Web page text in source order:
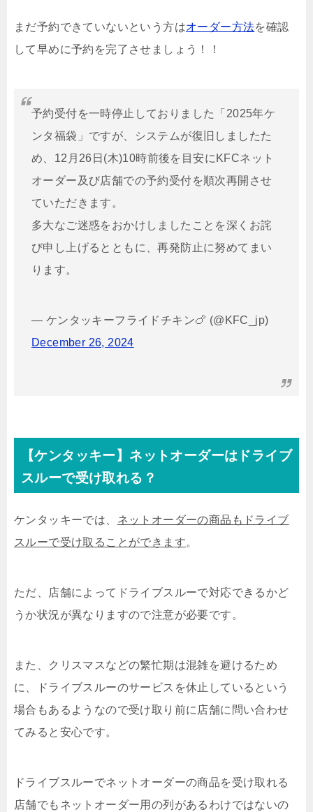
まだ予約できていないという方はオーダー方法を確認
して早めに予約を完了させましょう！！
予約受付を一時停止しておりました「2025年ケ
ンタ福袋」ですが、システムが復旧しましたた
め、12月26日(木)10時前後を目安にKFCネット
オーダー及び店舗での予約受付を順次再開させ
ていただきます。
多大なご迷惑をおかけしましたことを深くお詫
び申し上げるとともに、再発防止に努めてまい
ります。
— ケンタッキーフライドチキン🍗 (@KFC_jp)
December 26, 2024
【ケンタッキー】ネットオーダーはドライブ
スルーで受け取れる？
ケンタッキーでは、 ネットオーダーの商品もドライブ
スルーで受け取ることができます。
ただ、店舗によってドライブスルーで対応できるかど
うか状況が異なりますので注意が必要です。
また、
クリスマスなどの繁忙期は混雑を避けるため
に、ドライブスルーのサービスを休止しているという
場合もあるようなので受け取り前に店舗に問い合わせ
てみると安心です。
ドライブスルーでネットオーダーの商品を受け取れる
店舗でもネットオーダー用の列があるわけではないの